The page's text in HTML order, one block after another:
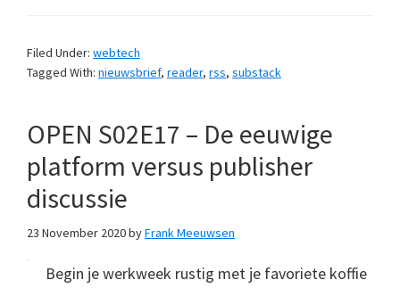
Filed Under: webtech
Tagged With: nieuwsbrief, reader, rss, substack
OPEN S02E17 – De eeuwige
platform versus publisher
discussie
23 November 2020byFrank Meeuwsen
Begin je werkweek rustig met je favoriete koffie